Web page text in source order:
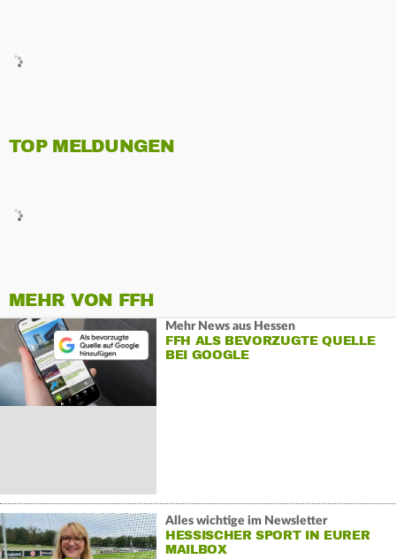
TOP MELDUNGEN
MEHR VON FFH
Mehr News aus Hessen
FFH ALS BEVORZUGTE QUELLE
BEI GOOGLE
Alles wichtige im Newsletter
HESSISCHER SPORT IN EURER
MAILBOX